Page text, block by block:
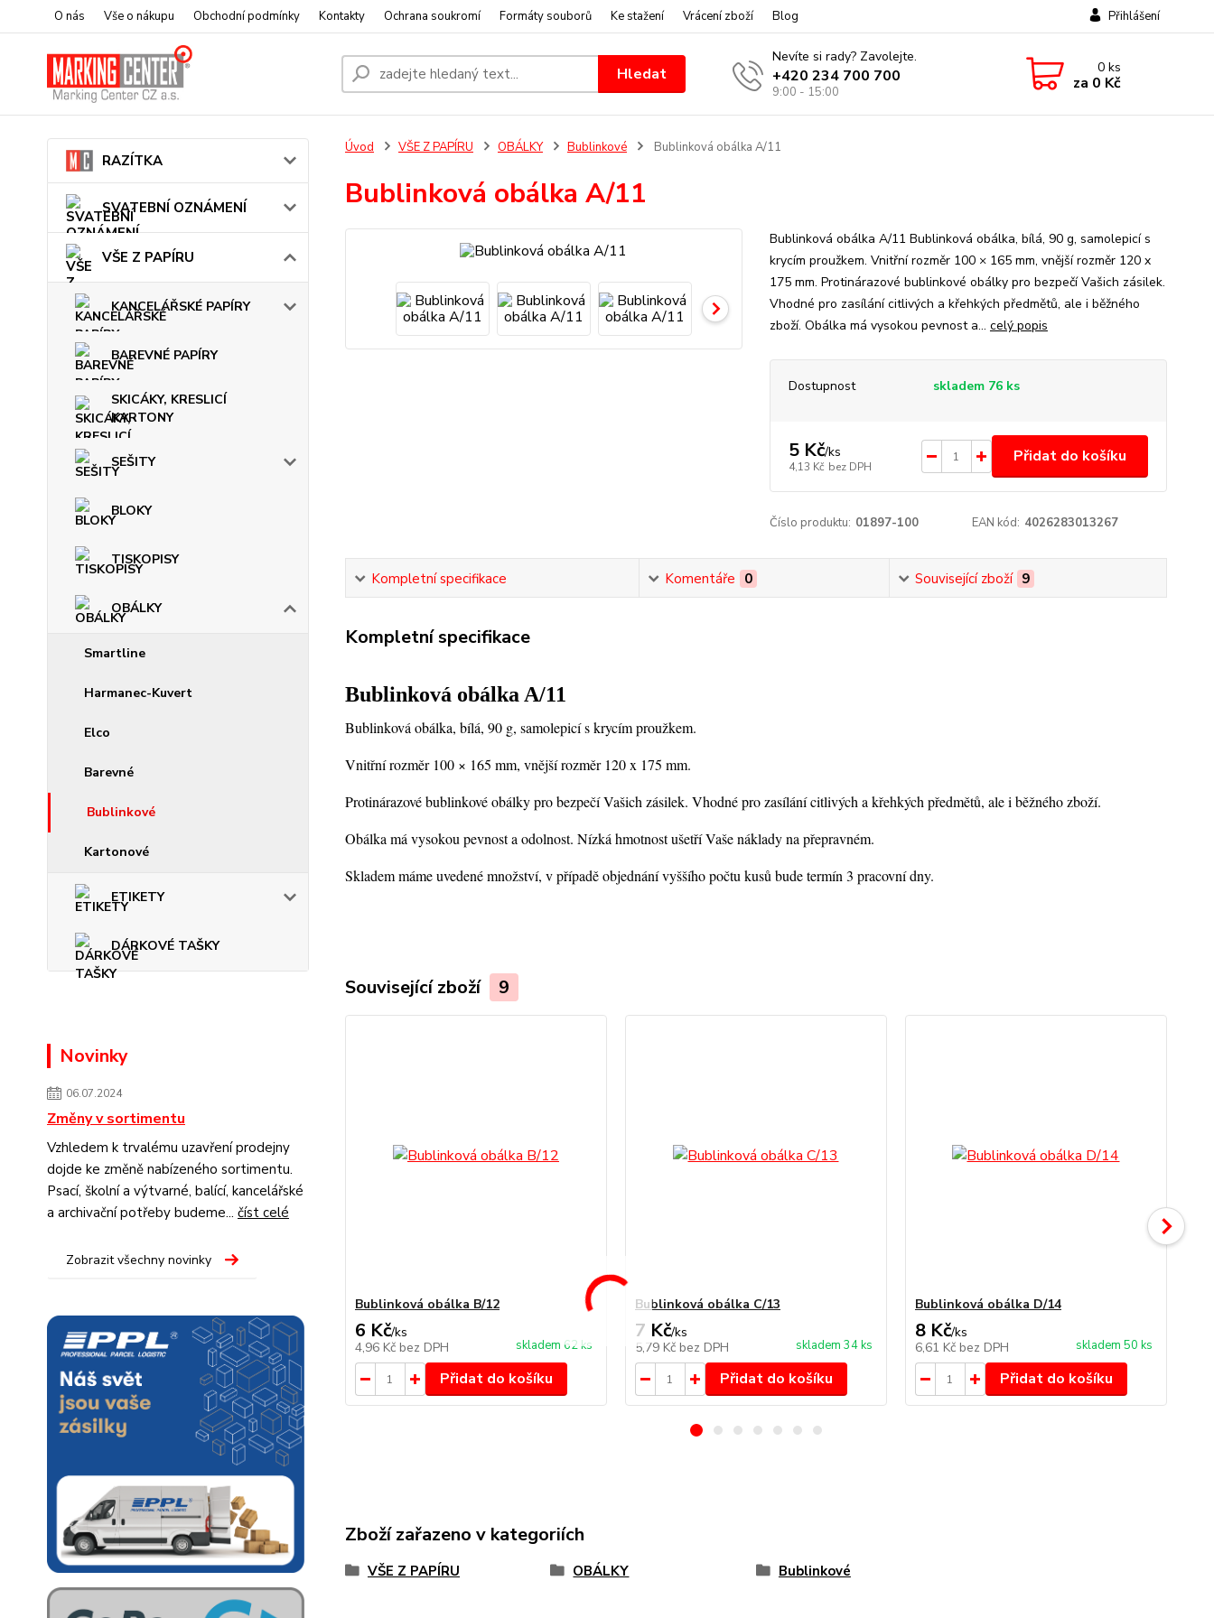
O nás Vše o nákupu Obchodní podmínky Kontakty Ochrana soukromí Formáty souborů Ke stažení Vrácení zboží Blog Přihlášení
Hledat
Nevíte si rady? Zavolejte.
+420 234 700 700
9:00 - 15:00
0ks
za 0 Kč
RAZÍTKA
SVATEBNÍ OZNÁMENÍ
VŠE Z PAPÍRU
KANCELÁŘSKÉ PAPÍRY
BAREVNÉ PAPÍRY
SKICÁKY, KRESLICÍ
KARTONY
SEŠITY
BLOKY
TISKOPISY
OBÁLKY
Smartline
Harmanec-Kuvert
Elco
Barevné
Bublinkové
Kartonové
ETIKETY
DÁRKOVÉ TAŠKY
Novinky
06.07.2024
Změny v sortimentu
Vzhledem k trvalému uzavření prodejny
dojde ke změně nabízeného sortimentu.
Psací, školní a výtvarné, balící, kancelářské
a archivační potřeby budeme... číst celé
Zobrazit všechny novinky
Úvod VŠE Z PAPÍRU OBÁLKY Bublinkové Bublinková obálka A/11
Bublinková obálka A/11
Bublinková obálka A/11 Bublinková obálka, bílá, 90 g, samolepicí s
krycím proužkem. Vnitřní rozměr 100 × 165 mm, vnější rozměr 120 x
175 mm. Protinárazové bublinkové obálky pro bezpečí Vašich zásilek.
Vhodné pro zasílání citlivých a křehkých předmětů, ale i běžného
zboží. Obálka má vysokou pevnost a... celý popis
Dostupnost skladem 76 ks
5 Kč/ks
4,13 Kč bez DPH
Přidat do košíku
Číslo produktu: 01897-100 EAN kód: 4026283013267
Kompletní specifikace Komentáře 0 Související zboží 9
Kompletní specifikace
Bublinková obálka A/11
Bublinková obálka, bílá, 90 g, samolepicí s krycím proužkem.
Vnitřní rozměr 100 × 165 mm, vnější rozměr 120 x 175 mm.
Protinárazové bublinkové obálky pro bezpečí Vašich zásilek. Vhodné pro zasílání citlivých a křehkých předmětů, ale i běžného zboží.
Obálka má vysokou pevnost a odolnost. Nízká hmotnost ušetří Vaše náklady na přepravném.
Skladem máme uvedené množství, v případě objednání vyššího počtu kusů bude termín 3 pracovní dny.
Související zboží 9
Bublinková obálka B/12
6 Kč/ks
4,96 Kč bez DPH skladem 62 ks
Přidat do košíku
Bublinková obálka C/13
7 Kč/ks
5,79 Kč bez DPH skladem 34 ks
Přidat do košíku
Bublinková obálka D/14
8 Kč/ks
6,61 Kč bez DPH skladem 50 ks
Přidat do košíku
Zboží zařazeno v kategoriích
VŠE Z PAPÍRU OBÁLKY Bublinkové